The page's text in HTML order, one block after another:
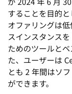
することを目的
オファリングは
スインスタンス
ためのツールと
た、ユーザーは
とも 2 年間はソ
ができます。